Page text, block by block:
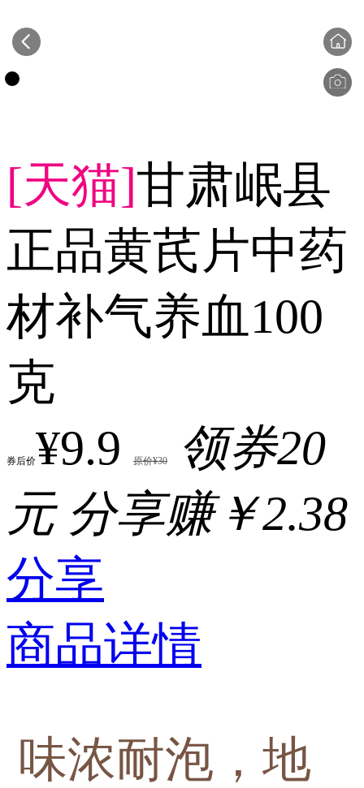
[天猫]甘肃岷县
正品黄芪片中药
材补气养血100
克
券后价¥9.9 原价¥30
领券20
元 分享赚￥2.38
分享
商品详情
味浓耐泡，地